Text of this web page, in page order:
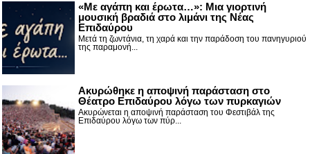
«Με αγάπη και έρωτα…»: Μια γιορτινή
μουσική βραδιά στο λιμάνι της Νέας
Επιδαύρου
Μετά τη ζωντάνια, τη χαρά και την παράδοση του πανηγυριού
της παραμονή...
Ακυρώθηκε η αποψινή παράσταση στο
Θέατρο Επιδαύρου λόγω των πυρκαγιών
Ακυρώνεται η αποψινή παράσταση του Φεστιβάλ της
Επιδαύρου λόγω των πύρ...